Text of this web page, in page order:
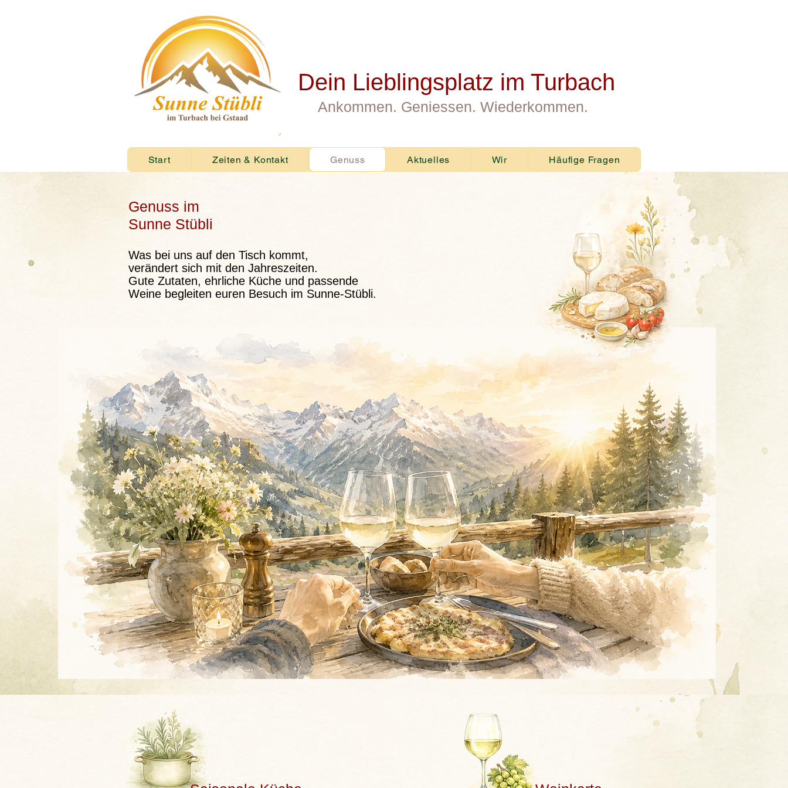
Dein Lieblingsplatz im Turbach
Ankommen. Geniessen. Wiederkommen.
Start Zeiten & Kontakt Genuss Aktuelles Wir Häufige Fragen
Was bei uns auf den Tisch kommt,
verändert sich mit den Jahreszeiten.
Gute Zutaten, ehrliche Küche und passende
Weine begleiten euren Besuch im Sunne-Stübli.
Genuss im
Sunne Stübli